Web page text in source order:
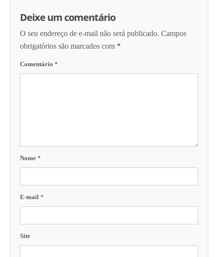
Deixe um comentário
O seu endereço de e-mail não será publicado. Campos
obrigatórios são marcados com *
Comentário *
Nome *
E-mail *
Site